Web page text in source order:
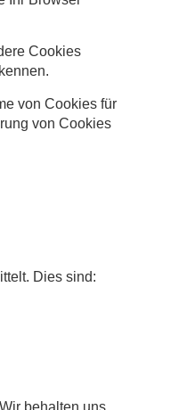
Cookies
von Cookies für
von Cookies
Dies sind: